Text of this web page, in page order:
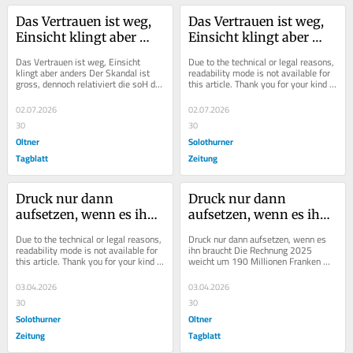
Das Vertrauen ist weg,
Einsicht klingt aber
Das Vertrauen ist weg, Einsicht
klingt aber anders Der Skandal ist
gross, dennoch relativiert die soH die
Ergebnisse der Untersuchung....
02.07.2026
30
Oltner
Tagblatt
Das Vertrauen ist weg,
Einsicht klingt aber
Due to the technical or legal reasons,
readability mode is not available for
this article. Thank you for your kind
02.07.2026
30
Solothurner
Zeitung
Druck nur dann
aufsetzen, wenn es ihn
Due to the technical or legal reasons,
readability mode is not available for
this article. Thank you for your kind
03.04.2026
30
Solothurner
Zeitung
Druck nur dann
aufsetzen, wenn es ihn
Druck nur dann aufsetzen, wenn es
ihn braucht Die Rechnung 2025
weicht um 190 Millionen Franken
realistischere...
03.04.2026
30
Oltner
Tagblatt